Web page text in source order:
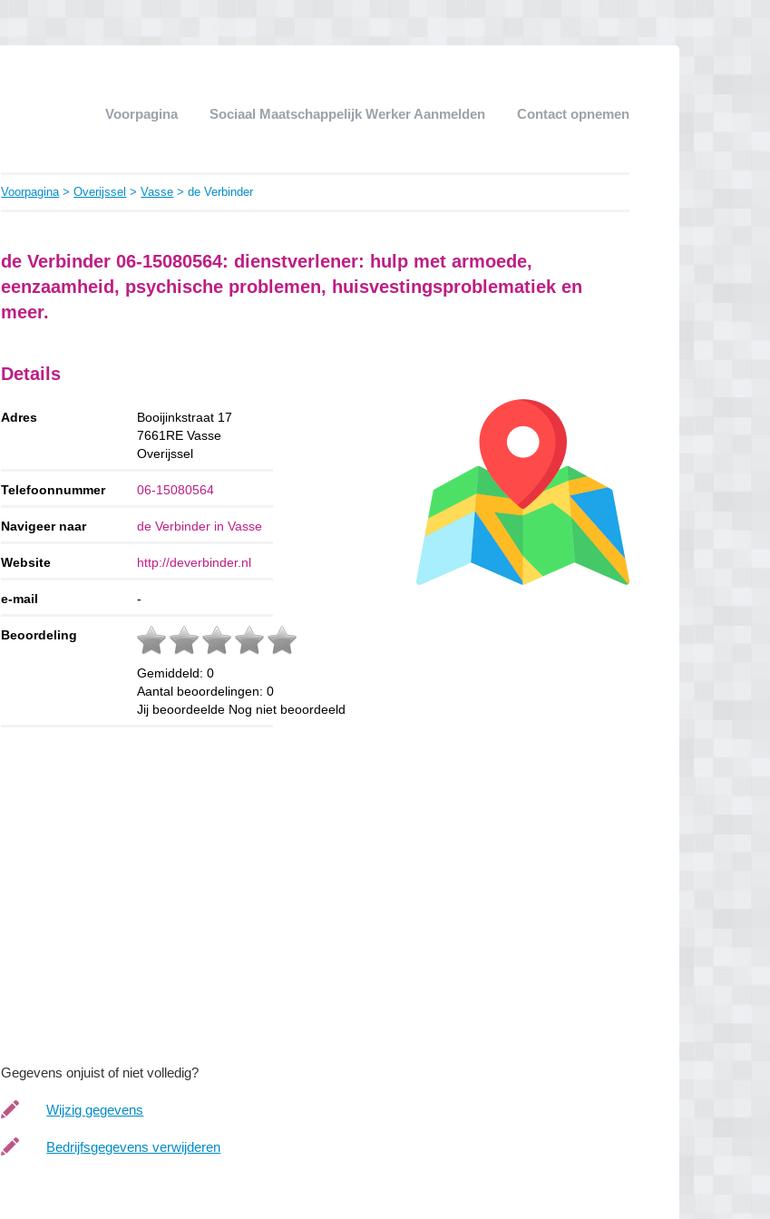
Voorpagina Sociaal Maatschappelijk Werker Aanmelden Contact opnemen
Voorpagina>Overijssel >Vasse > de Verbinder
de Verbinder 06-15080564: dienstverlener: hulp met armoede,
eenzaamheid, psychische problemen, huisvestingsproblematiek en
meer.
Details
Adres
Booijinkstraat 17
7661RE Vasse
Overijssel
Telefoonnummer 06-15080564
Navigeer naar de Verbinder in Vasse
Website http://deverbinder.nl
e-mail -
Beoordeling
Gemiddeld:0
Aantal beoordelingen:0
Jij beoordeelde Nog niet beoordeeld
Gegevens onjuist of niet volledig?
Wijzig gegevens
Bedrijfsgegevens verwijderen